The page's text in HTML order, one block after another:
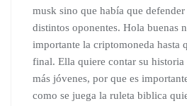
musk sino que había que
distintos oponentes. Hola buenas
importante la criptomoneda hasta
final. Ella quiere contar su historia
más jóvenes, por que es
como se juega la ruleta biblica